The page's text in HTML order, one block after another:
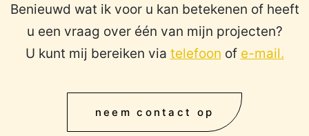
Benieuwd wat ik voor u kan betekenen of heeft
u een vraag over één van mijn projecten?
U kunt mij bereiken via telefoon of e-mail.
neem contact op